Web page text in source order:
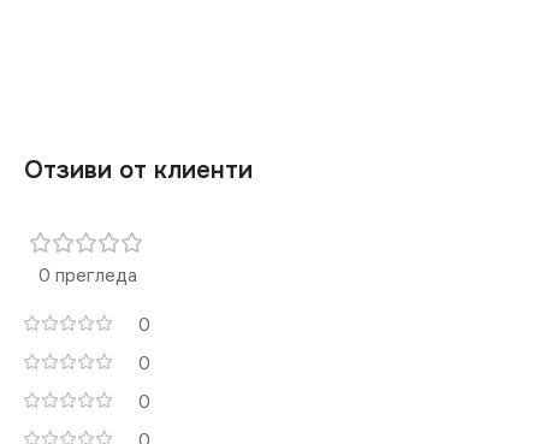
Отзиви от клиенти
0 прегледа
0
0
0